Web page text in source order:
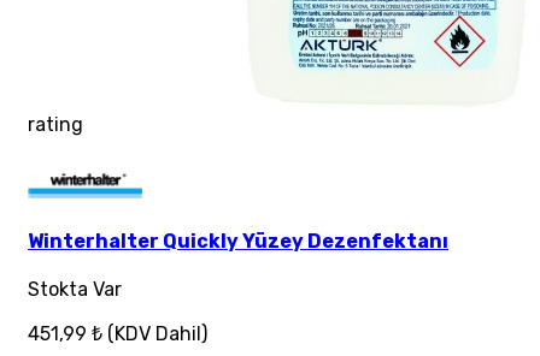
rating
Winterhalter Quickly Yüzey Dezenfektanı
Stokta Var
451,99 ₺ (KDV Dahil)